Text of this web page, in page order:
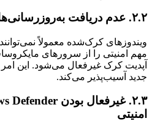
۲.۲. عدم دریافت به‌روزرسانی‌های امنیتی
ویندوزهای کرک‌شده معمولاً
مهم امنیتی را از سرورهای
آپدیت کرک غیرفعال می‌شود. این امر
جدید آسیب‌پذیر می‌کند.
امنیتی